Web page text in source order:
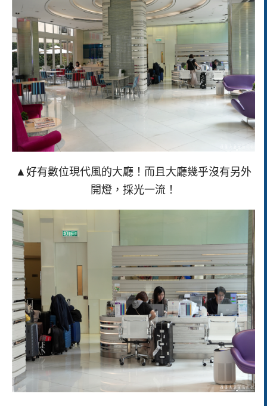
▲好有數位現代風的大廳！而且大廳幾乎沒有另外
開燈，採光一流！